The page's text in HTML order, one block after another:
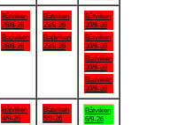
Båtviken
28/8-26
Badviken
28/8-26
Båtviken
29/8-26
Badviken
29/8-26
Båtviken
30/8-26
Båtviken
30/8-26
Badviken
30/8-26
Badviken
30/8-26
Båtviken
4/9-26
Båtviken
5/9-26
Båtviken
6/9-26